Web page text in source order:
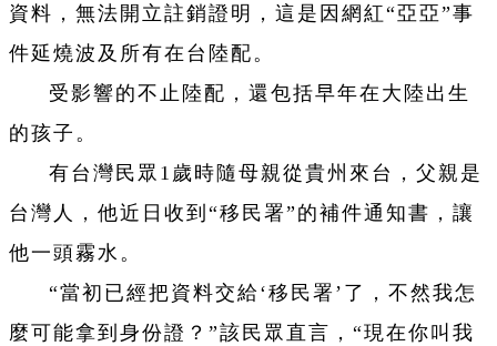
資料，無法開立註銷證明，這是因網紅“亞亞”事
件延燒波及所有在台陸配。
受影響的不止陸配，還包括早年在大陸出生
的孩子。
有台灣民眾1歲時隨母親從貴州來台，父親是
台灣人，他近日收到“移民署”的補件通知書，讓
他一頭霧水。
“當初已經把資料交給‘移民署’了，不然我怎
麼可能拿到身份證？”該民眾直言，“現在你叫我